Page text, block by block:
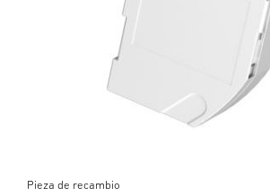
Pieza de recambio